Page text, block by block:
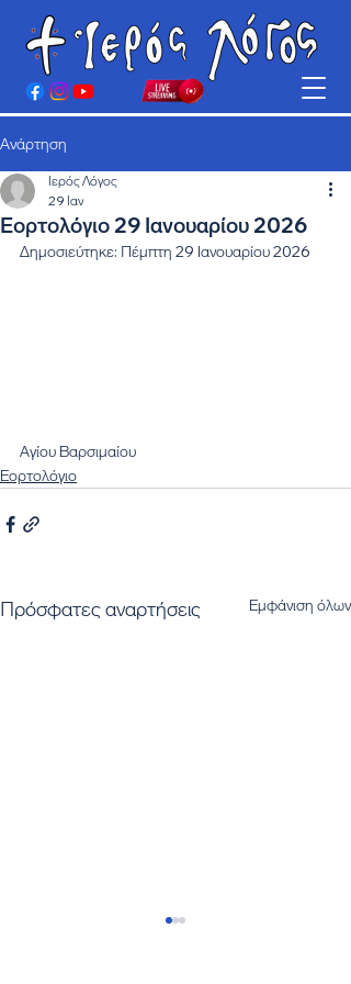
Ανάρτηση
Εορτολόγιο 29 Ιανουαρίου 2026
Ιερός Λόγος
29 Ιαν
Δημοσιεύτηκε: Πέμπτη 29 Ιανουαρίου 2026
Αγίου Βαρσιμαίου
Εορτολόγιο
Πρόσφατες αναρτήσεις Εμφάνιση όλων